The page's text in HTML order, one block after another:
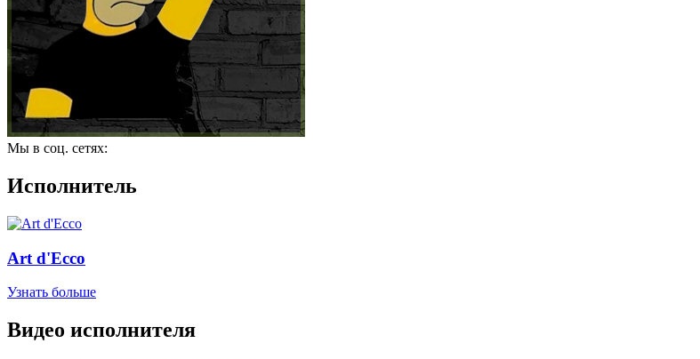
Мы в соц. сетях:
Исполнитель
Art d'Ecco
Узнать больше
Видео исполнителя